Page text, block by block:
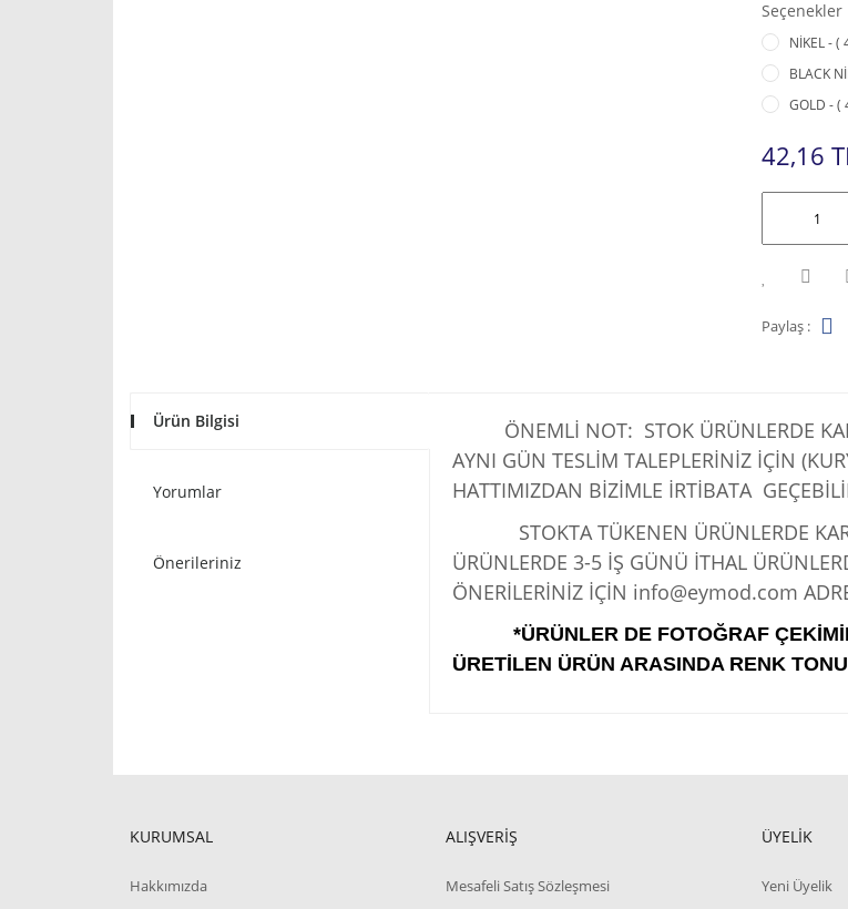
Seçenekler
NİKEL - (
BLACK
GOLD - (
42,16
Paylaş :
Ürün Bilgisi
Yorumlar
Önerileriniz
ÖNEMLİ NOT: STOK ÜRÜNLERDE
AYNI GÜN TESLİM TALEPLERİNİZ İÇİN
HATTIMIZDAN BİZİMLE İRTİBATA
STOKTA TÜKENEN ÜRÜNLERDE
ÜRÜNLERDE 3-5 İŞ GÜNÜ İTHAL
ÖNERİLERİNİZ İÇİN info@eymod.com
*ÜRÜNLER DE FOTOĞRAF
ÜRETİLEN ÜRÜN ARASINDA RENK
KURUMSAL
Hakkımızda
ALIŞVERİŞ
Mesafeli Satış Sözleşmesi
ÜYELİK
Yeni Üyelik